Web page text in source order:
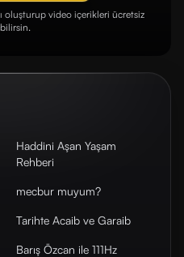
oluşturup video içerikleri ücretsiz
Haddini Aşan Yaşam
Rehberi
mecbur muyum?
Tarihte Acaib ve Garaib
Barış Özcan ile 111Hz